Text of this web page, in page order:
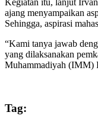
Kegiatan itu, lanjut
ajang menyampaikan
Sehingga, aspirasi
“Kami tanya jawab
yang dilaksanakan
Muhammadiyah (IMM)
Tag: